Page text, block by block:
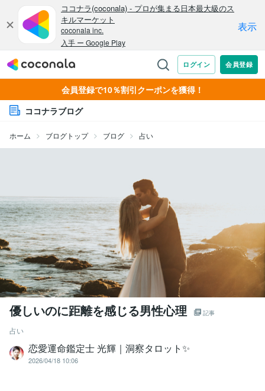
会員登録で10％割引クーポンを獲得！
ココナラブログ
ホーム ブログトップ ブログ 占い
優しいのに距離を感じる男性心理 記事
占い
恋愛運命鑑定士 光輝｜洞察タロット✨️
2026/04/18 10:06